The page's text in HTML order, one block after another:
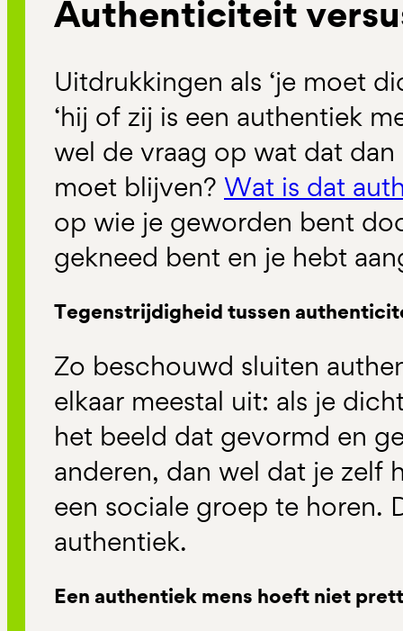
Authenticiteit
Uitdrukkingen als ‘je moet
‘hij of zij is een authentiek
wel de vraag op wat dat
moet blijven? Wat is dat
op wie je geworden bent
gekneed bent en je hebt
Tegenstrijdigheid tussen
Zo beschouwd sluiten
elkaar meestal uit: als je
het beeld dat gevormd en
anderen, dan wel dat je zelf
een sociale groep te horen.
authentiek.
Een authentiek mens hoeft niet